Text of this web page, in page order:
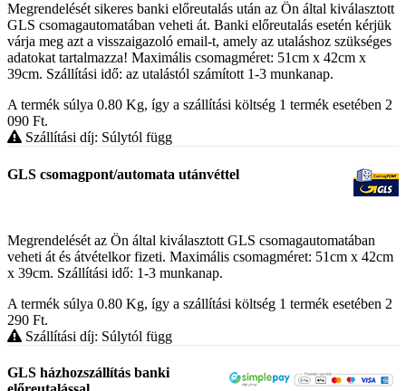
Megrendelését sikeres banki előreutalás után az Ön által kiválasztott
GLS csomagautomatában veheti át. Banki előreutalás esetén kérjük
várja meg azt a visszaigazoló email-t, amely az utaláshoz szükséges
adatokat tartalmazza! Maximális csomagméret: 51cm x 42cm x
39cm. Szállítási idő: az utalástól számított 1-3 munkanap.
A termék súlya 0.80 Kg, így a szállítási költség 1 termék esetében 2
090 Ft.
Szállítási díj: Súlytól függ
GLS csomagpont/automata utánvéttel
Megrendelését az Ön által kiválasztott GLS csomagautomatában
veheti át és átvételkor fizeti. Maximális csomagméret: 51cm x 42cm
x 39cm. Szállítási idő: 1-3 munkanap.
A termék súlya 0.80 Kg, így a szállítási költség 1 termék esetében 2
290 Ft.
Szállítási díj: Súlytól függ
GLS házhozszállítás banki